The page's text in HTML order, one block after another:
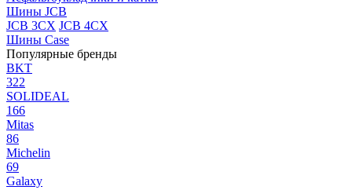
Шины JCB
JCB 3CX JCB 4CX
Шины Case
Популярные бренды
BKT
322
SOLIDEAL
166
Mitas
86
Michelin
69
Galaxy